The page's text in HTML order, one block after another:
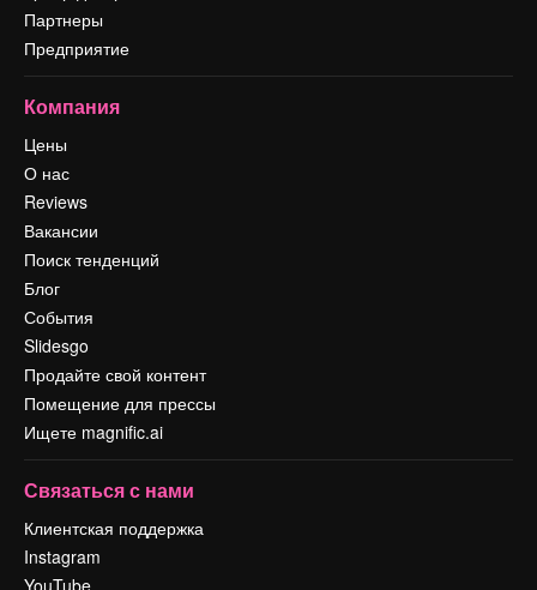
Партнеры
Предприятие
Компания
Цены
О нас
Reviews
Вакансии
Поиск тенденций
Блог
События
Slidesgo
Продайте свой контент
Помещение для прессы
Ищете magnific.ai
Связаться с нами
Клиентская поддержка
Instagram